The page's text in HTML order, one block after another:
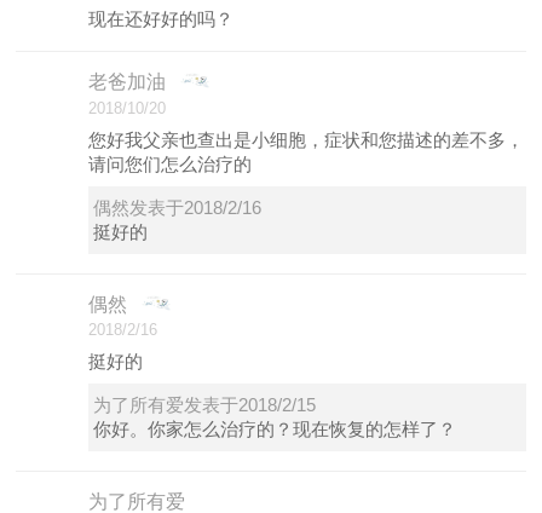
现在还好好的吗？
老爸加油
2018/10/20
您好我父亲也查出是小细胞，症状和您描述的差不多，
请问您们怎么治疗的
偶然发表于2018/2/16
挺好的
偶然
2018/2/16
挺好的
为了所有爱发表于2018/2/15
你好。你家怎么治疗的？现在恢复的怎样了？
为了所有爱